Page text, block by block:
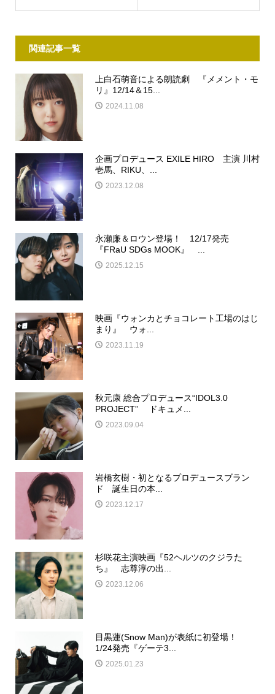
関連記事一覧
上白石萌音による朗読劇 『メメント・モ
リ』12/14＆15...
2024.11.08
企画プロデュース EXILE HIRO 主演 川村
壱馬、RIKU、...
2023.12.08
永瀬廉＆ロウン登場！ 12/17発売
『FRaU SDGs MOOK』 ...
2025.12.15
映画『ウォンカとチョコレート工場のはじ
まり』 ウォ...
2023.11.19
秋元康 総合プロデュース“IDOL3.0
PROJECT” ドキュメ...
2023.09.04
岩橋玄樹・初となるプロデュースブラン
ド 誕生日の本...
2023.12.17
杉咲花主演映画『52ヘルツのクジラた
ち』 志尊淳の出...
2023.12.06
目黒蓮(Snow Man)が表紙に初登場！
1/24発売『ゲーテ3...
2025.01.23